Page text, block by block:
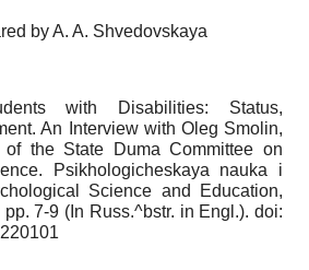
by A. A. Shvedovskaya
with Disabilities: Status,
An Interview with Oleg Smolin,
the State Duma Committee on
Psikhologicheskaya nauka i
Science and Education,
7-9 (In Russ.^bstr. in Engl.). doi: